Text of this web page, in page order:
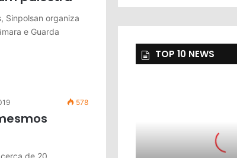
Sinpolsan organiza
e Guarda
578
de 20
TOP 10 NEWS